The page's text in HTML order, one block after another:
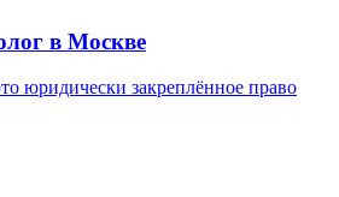
в Москве
юридически закреплённое право